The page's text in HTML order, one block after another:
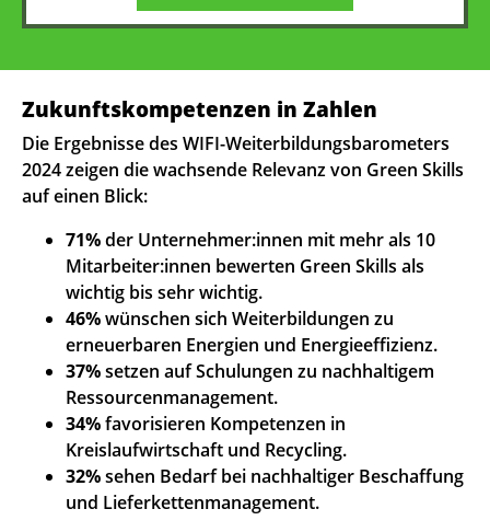
Zukunftskompetenzen in Zahlen
Die Ergebnisse des WIFI-Weiterbildungsbarometers
2024 zeigen die wachsende Relevanz von Green Skills
auf einen Blick:
71%der Unternehmer:innen mit mehr als 10
Mitarbeiter:innen bewerten Green Skills als
wichtig bis sehr wichtig.
46%wünschen sich Weiterbildungen zu
erneuerbaren Energien und Energieeffizienz.
37%setzen auf Schulungen zu nachhaltigem
Ressourcenmanagement.
34%favorisieren Kompetenzen in
Kreislaufwirtschaft und Recycling.
32%sehen Bedarf bei nachhaltiger Beschaffung
und Lieferkettenmanagement.